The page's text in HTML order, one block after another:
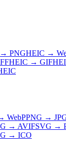
PNGHEIC →
HEIC → GIF
WebPPNG →
→ AVIFSVG →
→ ICO